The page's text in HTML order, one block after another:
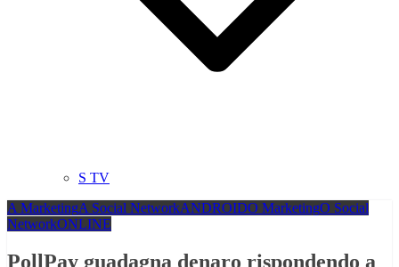
S TV
A MarketingA Social NetworkANDROIDO MarketingO Social
NetworkONLINE
PollPay guadagna denaro rispondendo a